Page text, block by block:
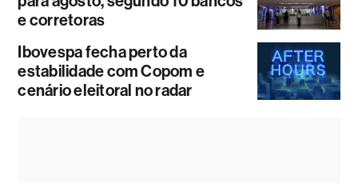
e corretoras
Ibovespa fecha perto da
estabilidade com Copom e
cenário eleitoral no radar